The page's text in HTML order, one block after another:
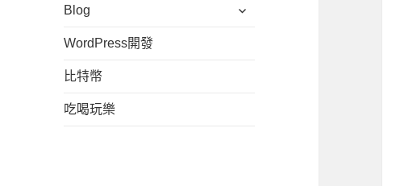
單
Blog
展
WordPress開發
比特幣
吃喝玩樂